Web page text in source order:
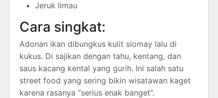
Jeruk limau
Cara singkat:
Adonan ikan dibungkus kulit siomay lalu di
kukus. Di sajikan dengan tahu, kentang, dan
saus kacang kental yang gurih. Ini salah satu
street food yang sering bikin wisatawan kaget
karena rasanya “serius enak banget”.